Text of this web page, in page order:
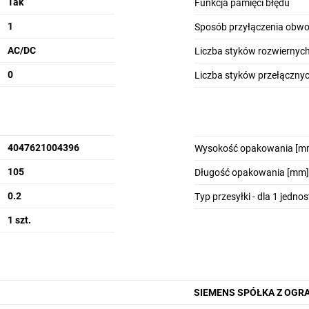
aplikacji będzie wymagała dobezpieczenia silnika za pomocą
silników pracujących w strefie zagrożonej wybuchem.
są do wielu aplikacji, w tym realizacji funkcji
urządzeń. Znajdziesz wśród nich urządzenia do
obrotowa czy temperatura.
1
AC/DC
0
Funkcja pamięci błędu
Sposób przyłączenia
Liczba styków rozwiernych
Liczba styków
4047621004396
105
0.2
1 szt.
Wysokość opakowania
Długość opakowania [mm]
Typ przesyłki - dla 1
SIEMENS SPÓŁKA Z